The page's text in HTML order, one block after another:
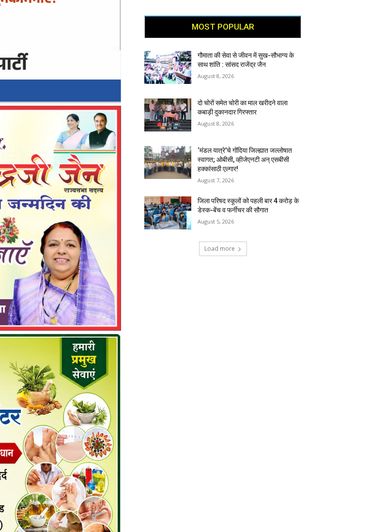
MOST POPULAR
गौमाता की सेवा से जीवन में सुख-सौभाग्य के
साथ शांति : सांसद राजेंद्र जैन
August 8, 2026
दो चोरों समेत चोरी का माल खरीदने वाला
कबाड़ी दुकानदार गिरफ्तार
August 8, 2026
‘मंडल यात्रे’चे गोंदिया जिल्ह्यात जल्लोषात
स्वागत; ओबीसी, व्हीजेएनटी अन् एसबीसी
हक्कांसाठी एल्गार!
August 7, 2026
जिला परिषद स्कूलों को पहली बार 4 करोड़ के
डेस्क-बेंच व फर्नीचर की सौगात
August 5, 2026
Load more